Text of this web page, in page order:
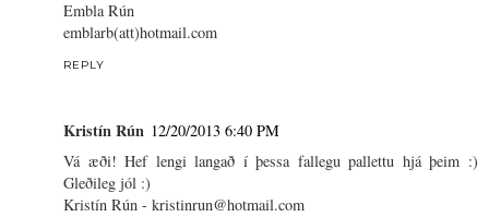
Embla Rún
emblarb(att)hotmail.com
REPLY
Kristín Rún 12/20/2013 6:40 PM
Vá æði! Hef lengi langað í þessa fallegu pallettu hjá þeim :)
Gleðileg jól :)
Kristín Rún - kristinrun@hotmail.com